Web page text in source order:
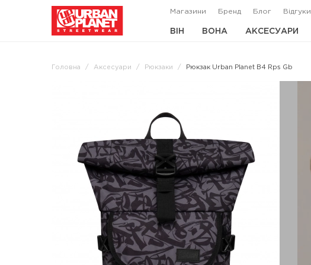
Магазини Бренд Блог Відгуки
ВІН ВОНА АКСЕСУАРИ
Головна Аксесуари Рюкзаки Рюкзак Urban Planet B4 Rps Gb